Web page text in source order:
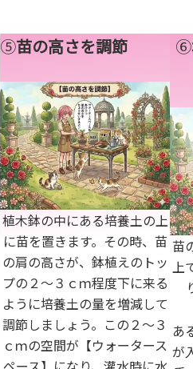
⑤苗の高さを調節
植木鉢の中にある培養土の上
に苗を置きます。その時、苗
の肩の高さが、鉢植えのトッ
プの２～３ｃｍ程度下に来る
ように培養土の量を増減して
調節しましょう。この２～３
ｃｍの空間が【ウォータース
⑥
苗
上
あ
が